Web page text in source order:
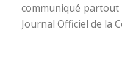
communiqué
Journal Officiel de la